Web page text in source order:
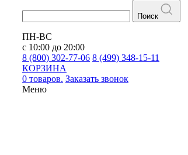
Поиск
ПН-ВС
с 10:00 до 20:00
8 (800) 302-77-06 8 (499) 348-15-11
КОРЗИНА
0 товаров. Заказать звонок
Меню